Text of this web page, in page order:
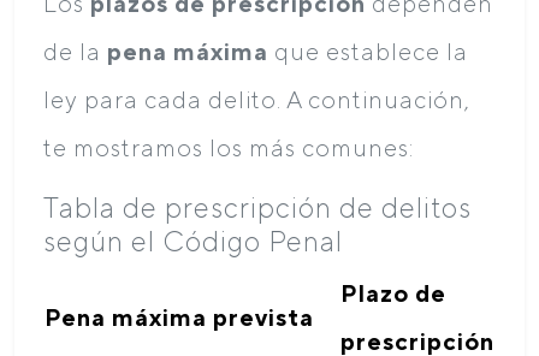
de la pena máxima que establece la
ley para cada delito. A continuación,
te mostramos los más comunes:
Tabla de prescripción de delitos
según el Código Penal
Pena máxima prevista
Plazo de
prescripción